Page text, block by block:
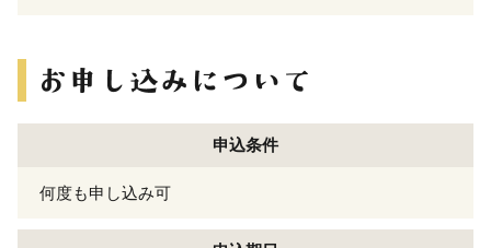
申込条件
何度も申し込み可